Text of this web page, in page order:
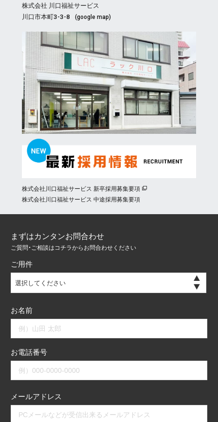
株式会社 川口福祉サービス
川口市本町3-3-8
(google map)
株式会社川口福祉サービス 新卒採用募集要項
株式会社川口福祉サービス 中途採用募集要項
まずはカンタンお問合わせ
ご質問・ご相談はコチラからお問合わせください
ご用件
選択してください
お名前
お電話番号
メールアドレス